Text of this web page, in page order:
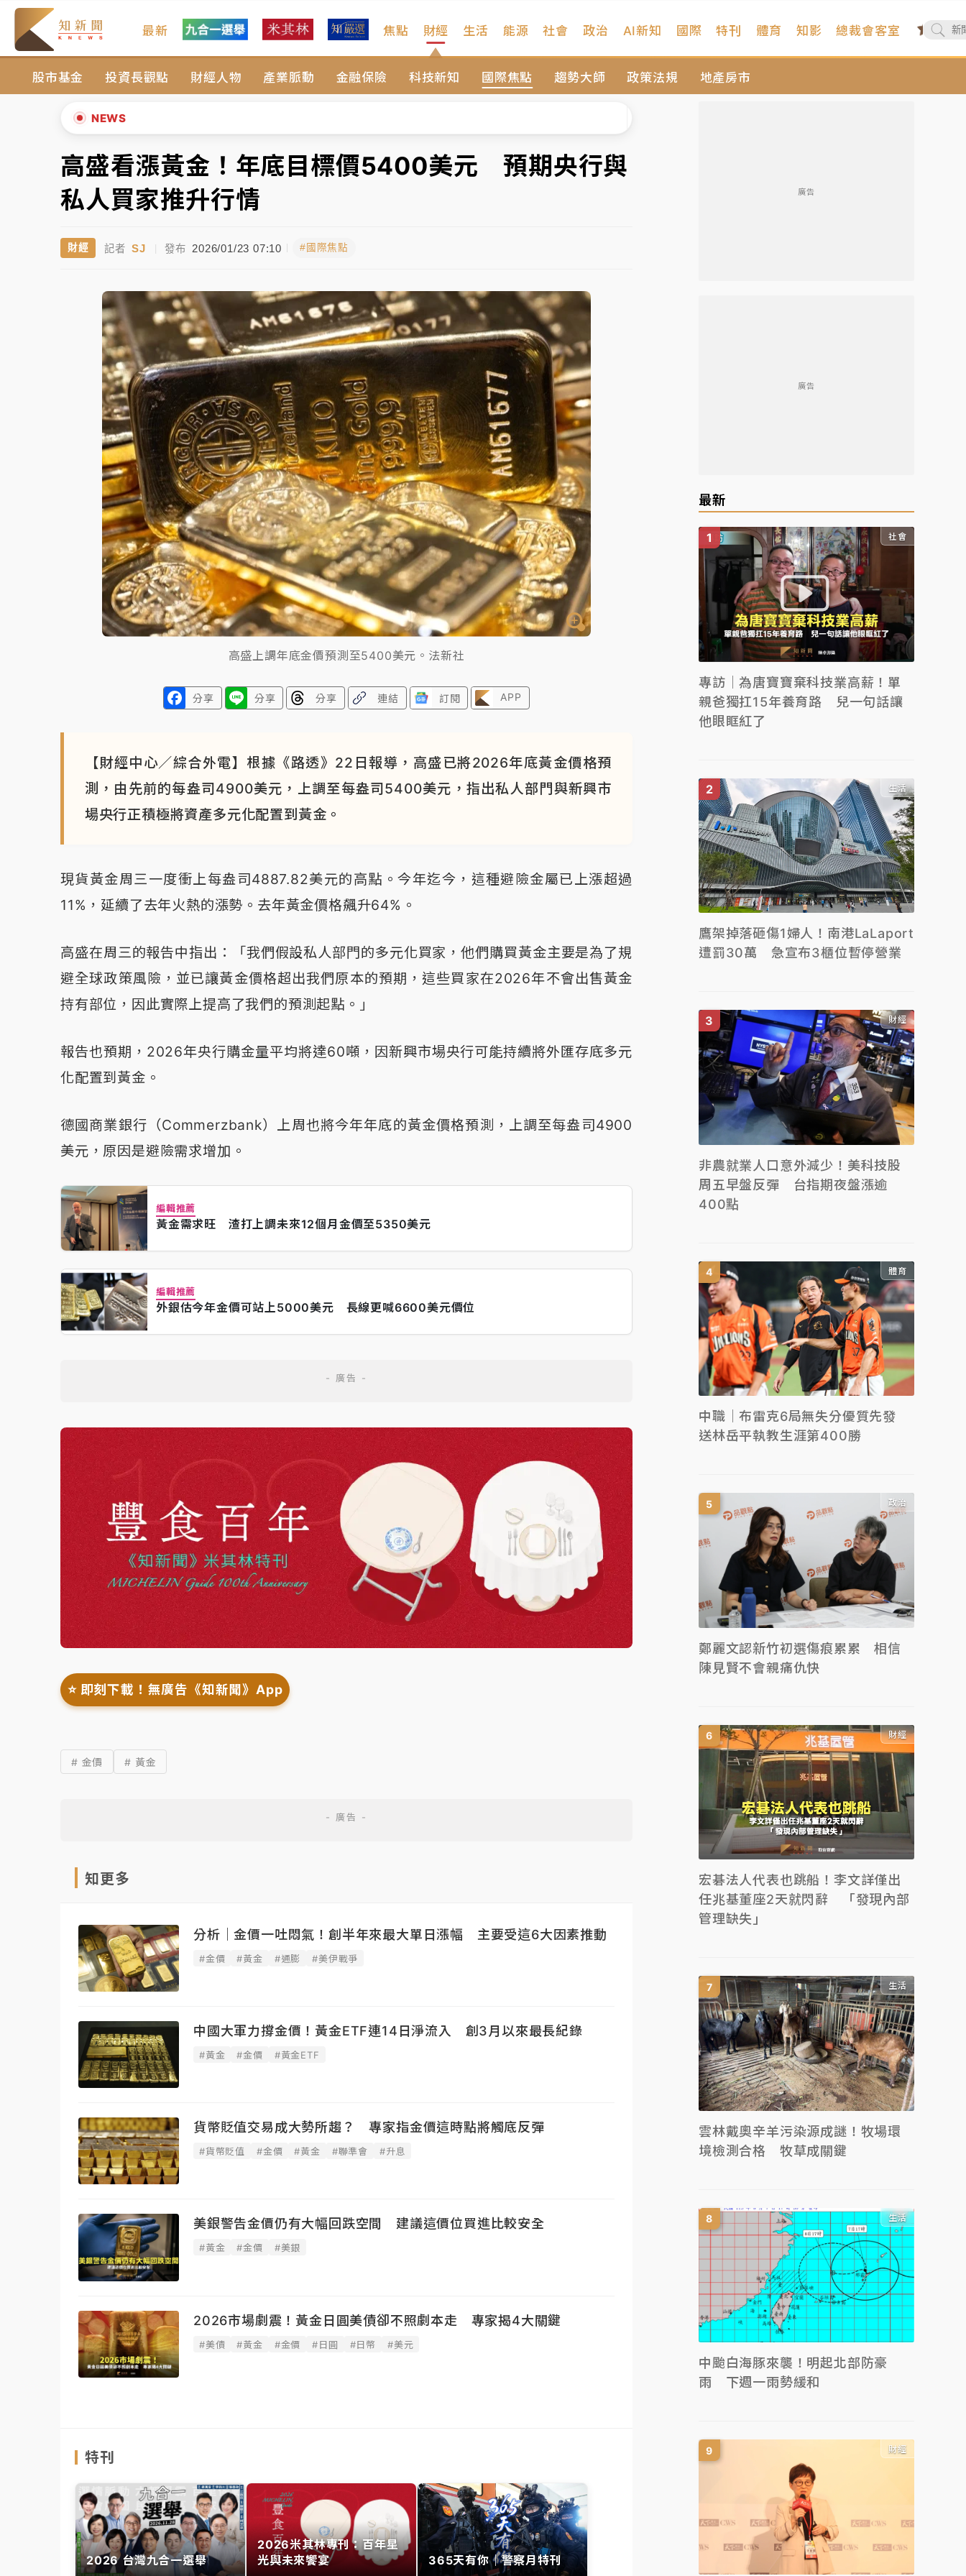
最新 焦點 財經
股市基金 投資長觀點 財經人物 產業脈動 金融保險 科技新知 國際焦點 趨勢大師 政策法規 地產房市
生活 能源 社會 政治 AI新知 國際 特刊 體育 知影 總裁會客室
NEWS
暑假過三周才推「E宿新北打卡趣」！抽獎程序複雜 觀旅局回應了
中信慈善基金會想增加董事人數！辜仲諒向法院聲請遭駁 理由曝光
故宮《龍藏經》特展第2檔！今線上預約開賣一度塞車 周六起展出延長至晚上7時
台東農業處長涉圖利渡假村！東檢抗告成功 今重開羈押庭
女律師陳昱瑄詐慈濟10億！黃金158kg遭查扣畫面曝光
中信慈善基金會想增加董事人數！辜仲諒向法院聲請遭駁 理由曝光
故宮《龍藏經》特展第2檔！今線上預約開賣一度塞車 周六起展出延長至晚上7時
台東農業處長涉圖利渡假村！東檢抗告成功 今重開羈押庭
父親節泡湯了！中颱白海豚雨彈轟3天 「紅到發紫」降雨熱區曝
▲
▼
高盛看漲黃金！年底目標價5400美元 預期央行與
私人買家推升行情
財經 記者 SJ | 發布 2026/01/23 07:10 #國際焦點
高盛上調年底金價預測至5400美元。法新社
分享 分享 分享 連結 訂閱 APP
【財經中心／綜合外電】根據《路透》22日報導，高盛已將2026年底黃金價格預
測，由先前的每盎司4900美元，上調至每盎司5400美元，指出私人部門與新興市
場央行正積極將資產多元化配置到黃金。
現貨黃金周三一度衝上每盎司4887.82美元的高點。今年迄今，這種避險金屬已上漲超過
11%，延續了去年火熱的漲勢。去年黃金價格飆升64%。
高盛在周三的報告中指出：「我們假設私人部門的多元化買家，他們購買黃金主要是為了規
避全球政策風險，並已讓黃金價格超出我們原本的預期，這些買家在2026年不會出售黃金
持有部位，因此實際上提高了我們的預測起點。」
報告也預期，2026年央行購金量平均將達60噸，因新興市場央行可能持續將外匯存底多元
化配置到黃金。
德國商業銀行（Commerzbank）上周也將今年年底的黃金價格預測，上調至每盎司4900
美元，原因是避險需求增加。
編輯推薦
黃金需求旺 渣打上調未來12個月金價至5350美元
編輯推薦
外銀估今年金價可站上5000美元 長線更喊6600美元價位
⭐️ 即刻下載！無廣告《知新聞》App
# 金價 # 黃金
知更多
分析｜金價一吐悶氣！創半年來最大單日漲幅 主要受這6大因素推動
#金價 #黃金 #通膨 #美伊戰爭
中國大軍力撐金價！黃金ETF連14日淨流入 創3月以來最長紀錄
#黃金 #金價 #黃金ETF
貨幣貶值交易成大勢所趨？ 專家指金價這時點將觸底反彈
#貨幣貶值 #金價 #黃金 #聯準會 #升息
美銀警告金價仍有大幅回跌空間 建議這價位買進比較安全
#黃金 #金價 #美銀
2026市場劇震！黃金日圓美債卻不照劇本走 專家揭4大關鍵
#美債 #黃金 #金價 #日圓 #日幣 #美元
特刊
2026 台灣九合一選舉
2026米其林專刊：百年星
光與未來饗宴
365天有你｜警察月特刊
廣告
廣告
最新
社會
專訪｜為唐寶寶棄科技業高薪！單
親爸獨扛15年養育路 兒一句話讓
他眼眶紅了
生活
鷹架掉落砸傷1婦人！南港LaLaport
遭罰30萬 急宣布3櫃位暫停營業
財經
非農就業人口意外減少！美科技股
周五早盤反彈 台指期夜盤漲逾
400點
體育
中職｜布雷克6局無失分優質先發
送林岳平執教生涯第400勝
政治
鄭麗文認新竹初選傷痕累累 相信
陳見賢不會親痛仇快
財經
宏碁法人代表也跳船！李文詳僅出
任兆基董座2天就閃辭 「發現內部
管理缺失」
生活
雲林戴奧辛羊污染源成謎！牧場環
境檢測合格 牧草成關鍵
生活
中颱白海豚來襲！明起北部防豪
雨 下週一雨勢緩和
財經